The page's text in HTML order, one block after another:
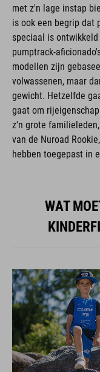
met z'n lage instap
is ook een begrip dat
speciaal is
pumptrack-
modellen zijn
volwassenen, maar
gewicht. Hetzelfde
gaat om
z'n grote
van de Nuroad
hebben toegepast in
WAT